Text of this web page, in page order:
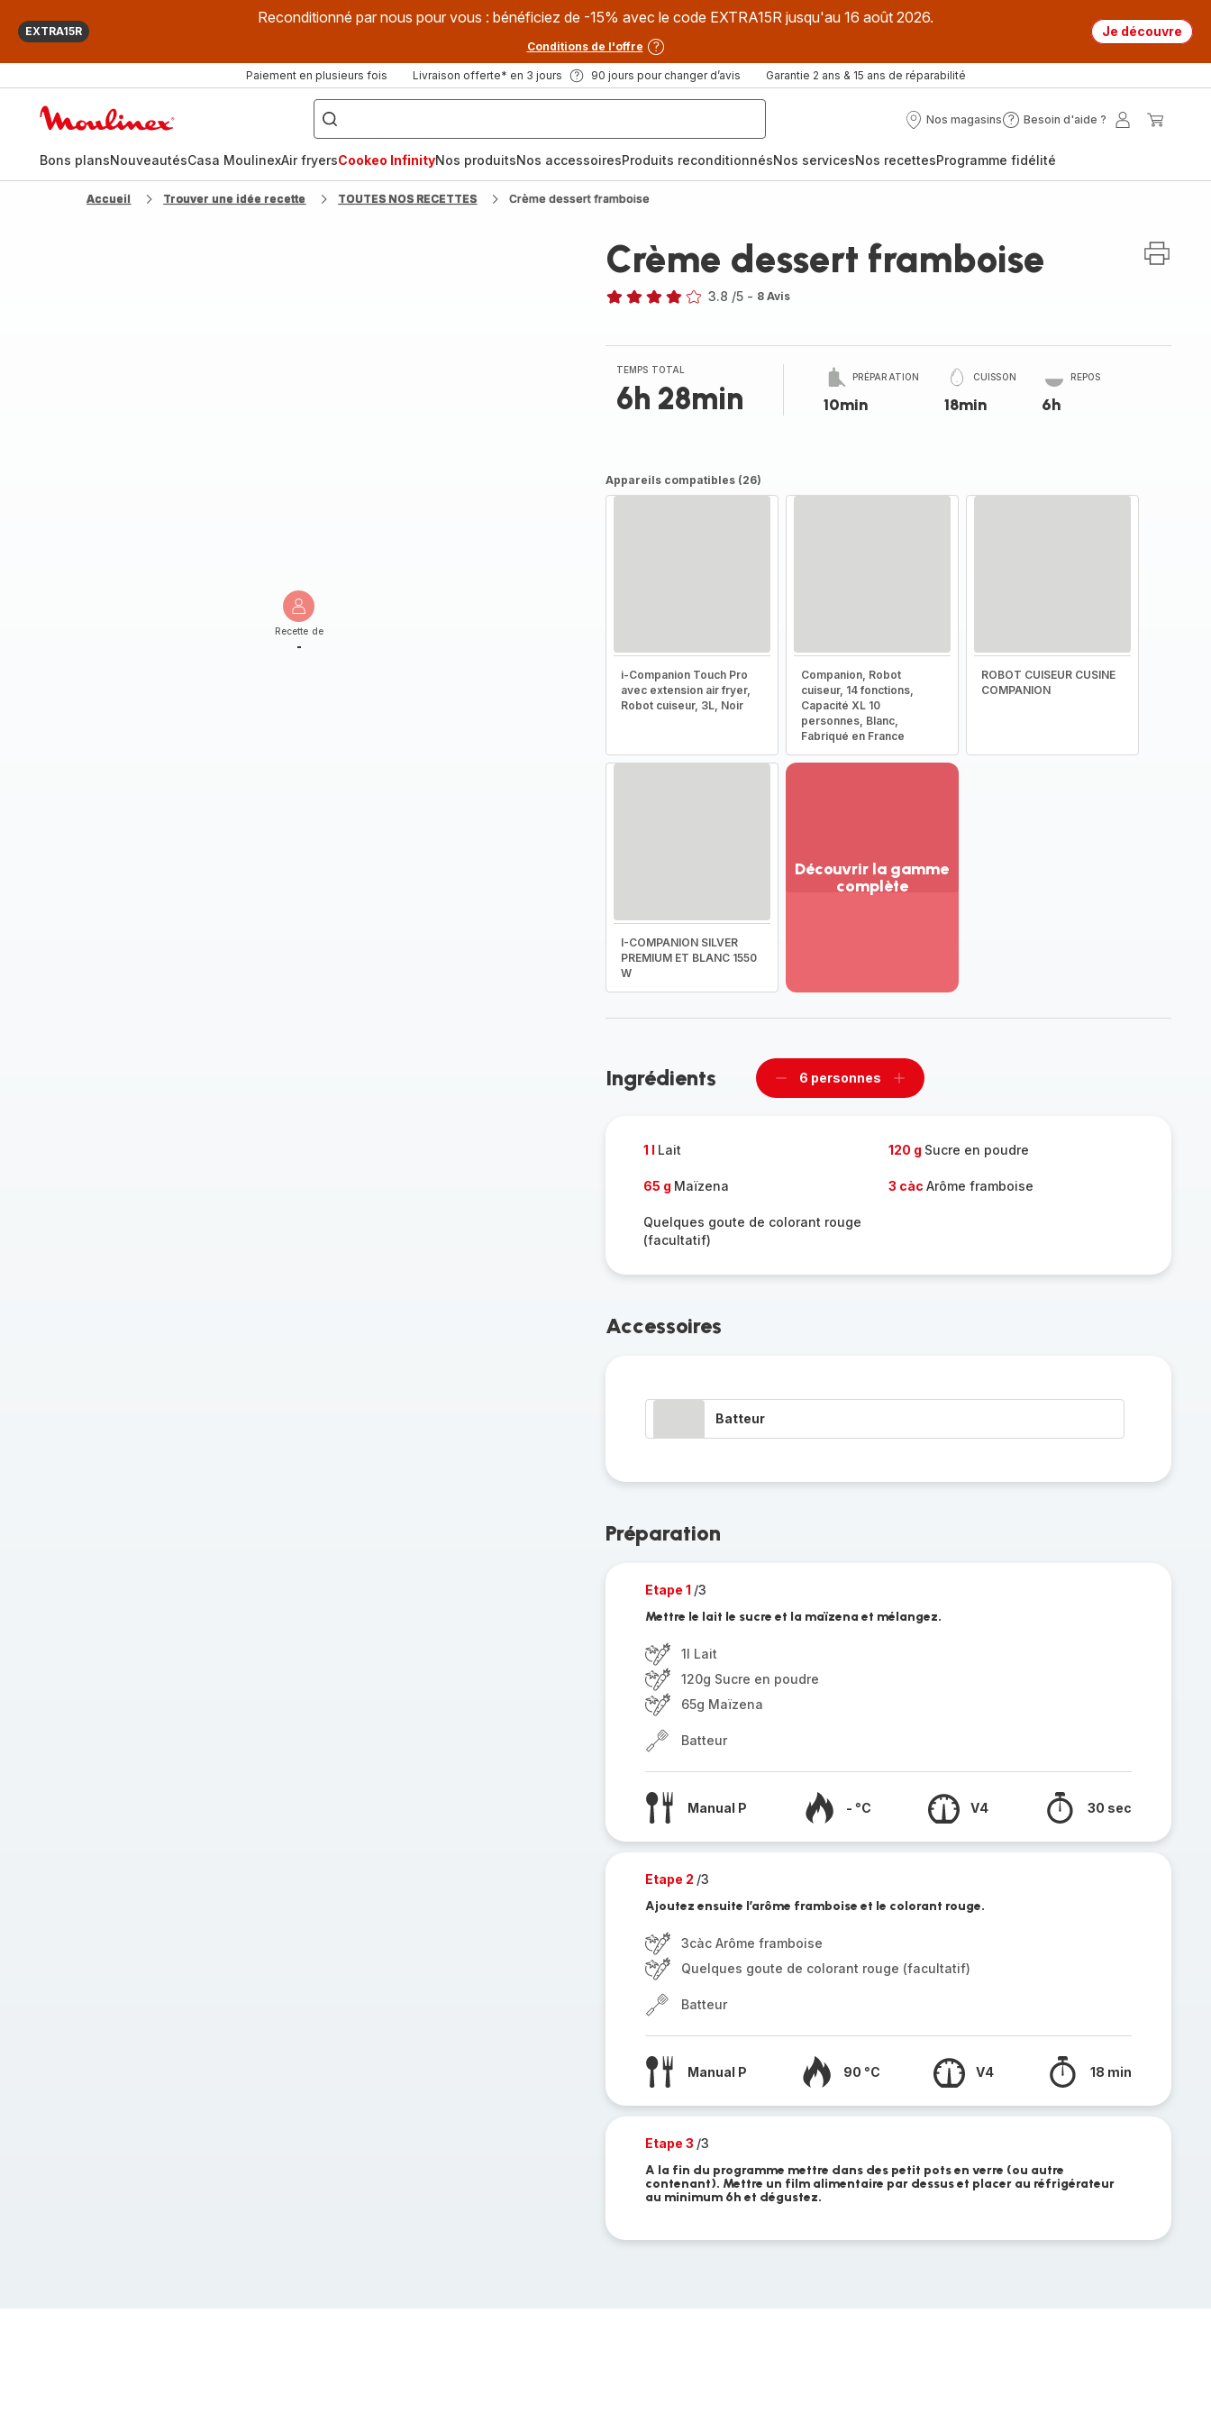
EXTRA15R
Reconditionné par nous pour vous : bénéficiez de -15% avec le code EXTRA15R jusqu'au 16 août 2026.
Conditions de l'offre
Je découvre
Paiement en plusieurs fois Livraison offerte* en 3 jours 90 jours pour changer d’avis Garantie 2 ans & 15 ans de réparabilité
["Que
recherchez-
vous
?",
fryer",
"Companion"]
Nos magasins
Nos
Besoin d'aide ?
Besoin
?
Mon
Bons plansNouveautésCasa MoulinexAir fryersCookeo InfinityNos produitsNos accessoiresProduits reconditionnésNos servicesNos recettesProgramme fidélité
Accueil Trouver une idée recette TOUTES NOS RECETTES Crème dessert framboise
Recette de
-
Crème dessert framboise
3.8 /5 - 8 Avis
TEMPS TOTAL
6h 28min
PRÉPARATION
10min
CUISSON
18min
REPOS
6h
Appareils compatibles (26)
i-Companion Touch Pro
avec extension air fryer,
Robot cuiseur, 3L, Noir
Companion, Robot
cuiseur, 14 fonctions,
Capacité XL 10
personnes, Blanc,
Fabriqué en France
ROBOT CUISEUR CUSINE
COMPANION
I-COMPANION SILVER
PREMIUM ET BLANC 1550
W
Découvrir la gamme
complète
gamme
Ingrédients
Supprimer
6 personnes
Ajouter
1 l Lait 120 g Sucre en poudre
65 g Maïzena 3 càc Arôme framboise
Quelques goute de colorant rouge
(facultatif)
Accessoires
Batteur
Préparation
Etape 1 /3
Mettre le lait le sucre et la maïzena et mélangez.
1l Lait
120g Sucre en poudre
65g Maïzena
Batteur
Manual P - °C V4 30 sec
Etape 2 /3
Ajoutez ensuite l’arôme framboise et le colorant rouge.
3càc Arôme framboise
Quelques goute de colorant rouge (facultatif)
Batteur
Manual P 90 °C V4 18 min
Etape 3 /3
A la fin du programme mettre dans des petit pots en verre (ou autre
contenant). Mettre un film alimentaire par dessus et placer au réfrigérateur
au minimum 6h et dégustez.